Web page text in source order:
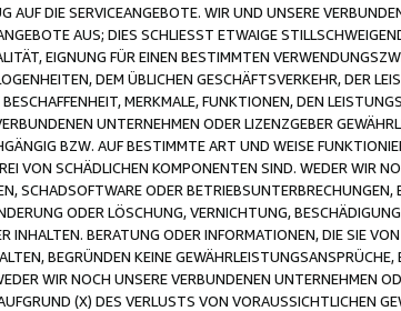
AUF DIE SERVICEANGEBOTE. WIR UND UNSERE
AUS; DIES SCHLIESST ETWAIGE
EIGNUNG FÜR EINEN BESTIMMTEN
DEM ÜBLICHEN GESCHÄFTSVERKEHR, DER
MERKMALE, FUNKTIONEN, DEN
UNTERNEHMEN ODER LIZENZGEBER
BZW. AUF BESTIMMTE ART UND WEISE
VON SCHÄDLICHEN KOMPONENTEN SIND. WEDER WIR
SCHADSOFTWARE ODER
ODER LÖSCHUNG, VERNICHTUNG,
BERATUNG ODER INFORMATIONEN, DIE SIE
BEGRÜNDEN KEINE
WIR NOCH UNSERE VERBUNDENEN UNTERNEHMEN
(X) DES VERLUSTS VON VORAUSSICHTLICHEN